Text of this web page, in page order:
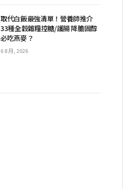
取代白飯最強清單！營養師推介
33種全穀雜糧控糖/護腸 降膽固醇
必吃燕麥？
6 8 月, 2026